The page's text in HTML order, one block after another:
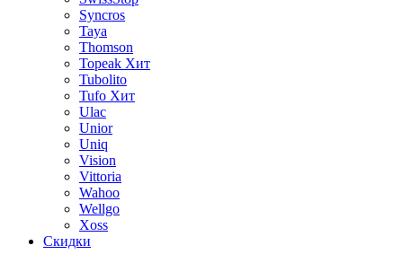
Syncros
Taya
Thomson
Topeak Хит
Tubolito
Tufo Хит
Ulac
Unior
Uniq
Vision
Vittoria
Wahoo
Wellgo
Xoss
Скидки